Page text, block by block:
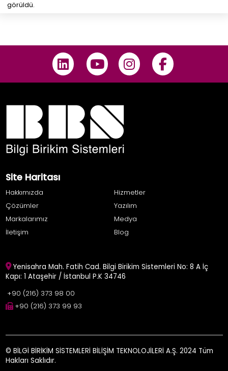
görüldü.
Site Haritası
Hakkımızda
Hizmetler
Çözümler
Yazılım
Markalarımız
Medya
İletişim
Blog
Yenisahra Mah. Fatih Cad. Bilgi Birikim Sistemleri No: 8 A İç
Kapı: 1 Ataşehir / İstanbul P.K 34746
+90 (216) 373 98 00
+90 (216) 373 99 93
© BİLGİ BİRİKİM SİSTEMLERİ BİLİŞİM TEKNOLOJİLERİ A.Ş. 2024 Tüm
Hakları Saklıdır.